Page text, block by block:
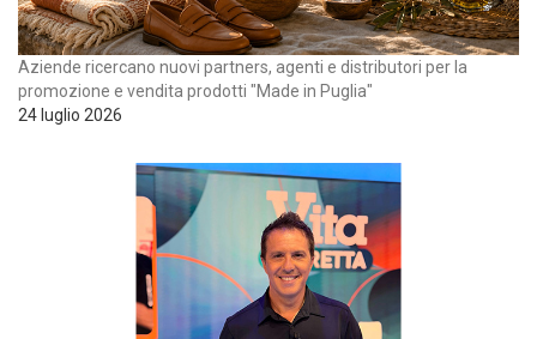
Aziende ricercano nuovi partners, agenti e distributori per la
promozione e vendita prodotti "Made in Puglia"
24 luglio 2026